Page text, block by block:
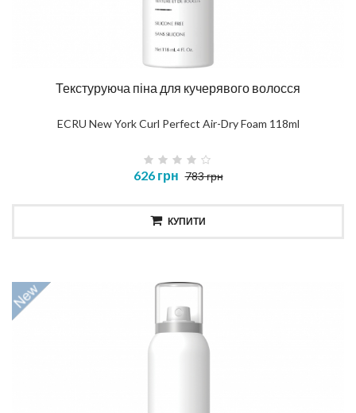
Текстуруюча піна для кучерявого волосся
ECRU New York Curl Perfect Air-Dry Foam 118ml
626 грн 783 грн
КУПИТИ